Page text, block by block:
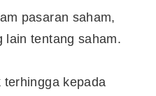
pasaran saham,
lain tentang saham.
terhingga kepada